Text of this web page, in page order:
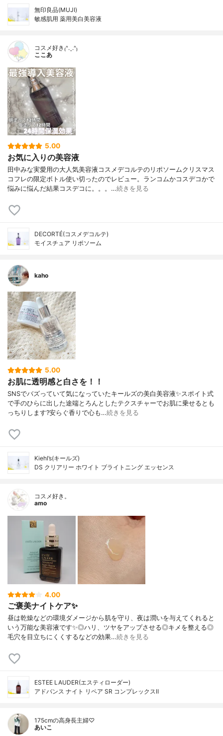
無印良品(MUJI)
敏感肌用 薬用美白美容液
コスメ好き₍ᐢ.ˬ.ᐢ₎
ここあ
5.00
お気に入りの美容液
田中みな実愛用の大人気美容液コスメデコルテのリポソームクリスマス
コフレの限定ボトル使い切ったのでレビュー。ランコムかコスデコかで
悩みに悩んだ結果コスデコに。。。…続きを見る
DECORTÉ(コスメデコルテ)
モイスチュア リポソーム
kaho
5.00
お肌に透明感と白さを！！
SNSでバズっていて気になっていたキールズの美白美容液✨スポイト式
で手のひらに出した途端とろんとしたテクスチャーでお肌に乗せるとも
っちりします?安らぐ香りで心も…続きを見る
Kiehl’s(キールズ)
DS クリアリー ホワイト ブライトニング エッセンス
コスメ好き。
amo
4.00
ご褒美ナイトケア✨
昼は乾燥などの環境ダメージから肌を守り、夜は潤いを与えてくれると
いう万能な美容液です✨◎ハリ、ツヤをアップさせる◎キメを整える◎
毛穴を目立ちにくくするなどの効果…続きを見る
ESTEE LAUDER(エスティローダー)
アドバンス ナイト リペア SR コンプレックスⅡ
175cmの高身長主婦♡
あいこ